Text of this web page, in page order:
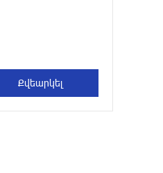
отказалась от
обратный